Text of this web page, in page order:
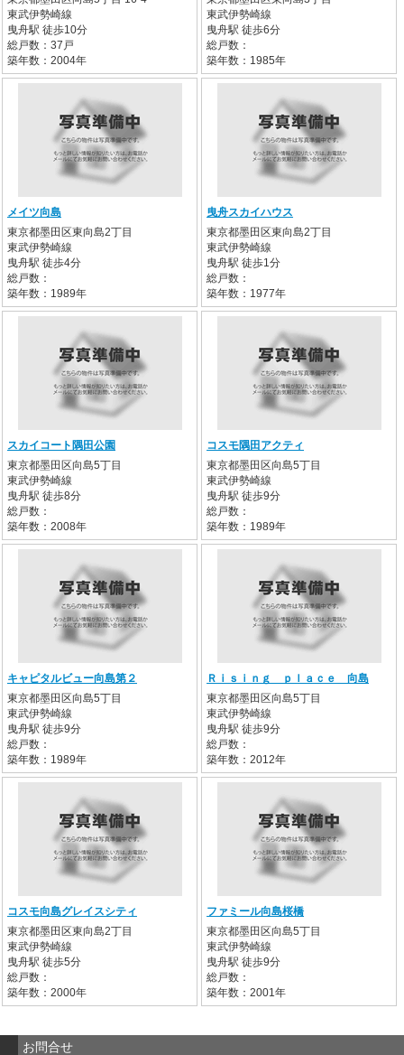
東武伊勢崎線
曳舟駅 徒歩10分
総戸数：37戸
築年数：2004年
東武伊勢崎線
曳舟駅 徒歩6分
総戸数：
築年数：1985年
メイツ向島
東京都墨田区東向島2丁目
東武伊勢崎線
曳舟駅 徒歩4分
総戸数：
築年数：1989年
曳舟スカイハウス
東京都墨田区東向島2丁目
東武伊勢崎線
曳舟駅 徒歩1分
総戸数：
築年数：1977年
スカイコート隅田公園
東京都墨田区向島5丁目
東武伊勢崎線
曳舟駅 徒歩8分
総戸数：
築年数：2008年
コスモ隅田アクティ
東京都墨田区向島5丁目
東武伊勢崎線
曳舟駅 徒歩9分
総戸数：
築年数：1989年
キャピタルビュー向島第２
東京都墨田区向島5丁目
東武伊勢崎線
曳舟駅 徒歩9分
総戸数：
築年数：1989年
Ｒｉｓｉｎｇ ｐｌａｃｅ 向島
東京都墨田区向島5丁目
東武伊勢崎線
曳舟駅 徒歩9分
総戸数：
築年数：2012年
コスモ向島グレイスシティ
東京都墨田区東向島2丁目
東武伊勢崎線
曳舟駅 徒歩5分
総戸数：
築年数：2000年
ファミール向島桜橋
東京都墨田区向島5丁目
東武伊勢崎線
曳舟駅 徒歩9分
総戸数：
築年数：2001年
お問合せ